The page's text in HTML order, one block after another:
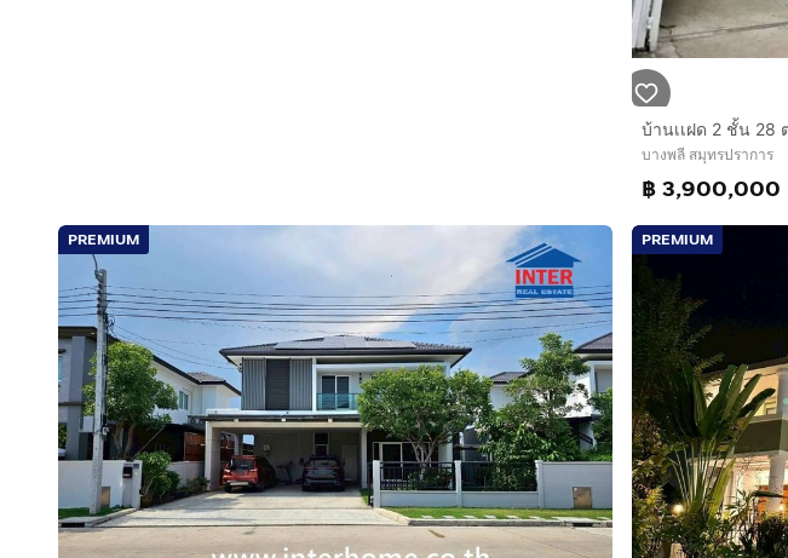
บางพลี สมุทรปราการ
฿ 3,900,000
PREMIUM PREMIUM